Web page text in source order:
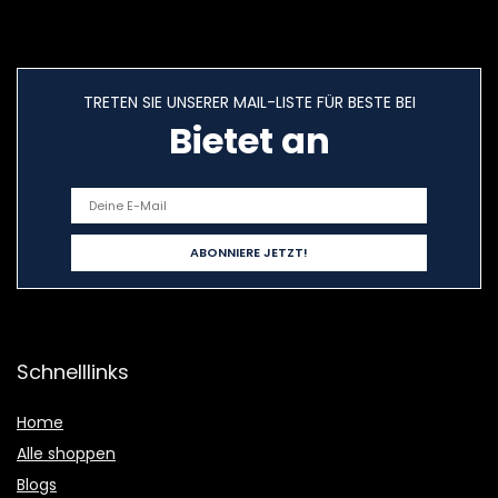
TRETEN SIE UNSERER MAIL-LISTE FÜR BESTE BEI
Bietet an
Schnelllinks
Home
Alle shoppen
Blogs